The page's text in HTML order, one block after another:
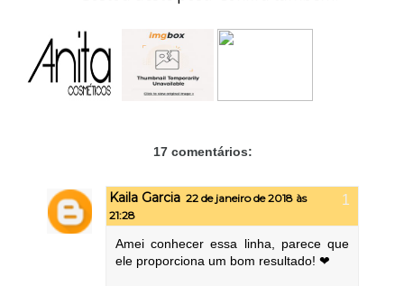
17 comentários:
Kaila Garcia 22 de janeiro de 2018 às
21:28
Amei conhecer essa linha, parece que
ele proporciona um bom resultado! ❤